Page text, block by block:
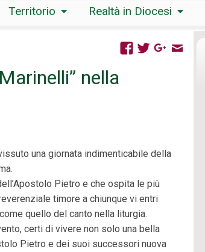
Territorio Realtà in Diocesi
nella
una giornata indimenticabile della
Pietro e che ospita le più
timore a chiunque vi entri
quello del canto nella liturgia.
certi di vivere non solo una bella
Pietro e dei suoi successori nuova